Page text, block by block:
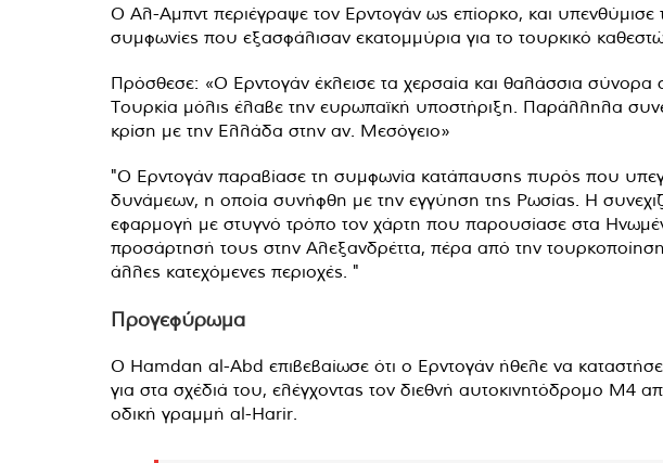
Ο Αλ-Αμπντ περιέγραψε τον Ερντογάν ως επίορκο, και
συμφωνίες που εξασφάλισαν εκατομμύρια για το τουρκικό
Πρόσθεσε: «Ο Ερντογάν έκλεισε τα χερσαία και θαλάσσια
Τουρκία μόλις έλαβε την ευρωπαϊκή υποστήριξη. Παράλληλα
κρίση με την Ελλάδα στην αν. Μεσόγειο»
"Ο Ερντογάν παραβίασε τη συμφωνία κατάπαυσης πυρός που
δυνάμεων, η οποία συνήφθη με την εγγύηση της Ρωσίας. Η
εφαρμογή με στυγνό τρόπο τον χάρτη που παρουσίασε στα
προσάρτησή τους στην Αλεξανδρέττα, πέρα από την
άλλες κατεχόμενες περιοχές. "
Προγεφύρωμα
Ο Hamdan al-Abd επιβεβαίωσε ότι ο Ερντογάν ήθελε να
για στα σχέδιά του, ελέγχοντας τον διεθνή αυτοκινητόδρομο M4
οδική γραμμή al-Harir.